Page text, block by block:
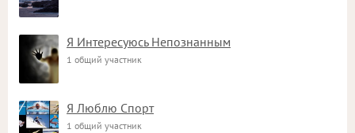
Я Интересуюсь Непознанным
1 общий участник
Я Люблю Спорт
1 общий участник